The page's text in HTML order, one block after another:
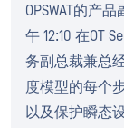
OPSWAT的产
午 12:10 在OT
务副总裁兼总
度模型的每个
以及保护瞬态